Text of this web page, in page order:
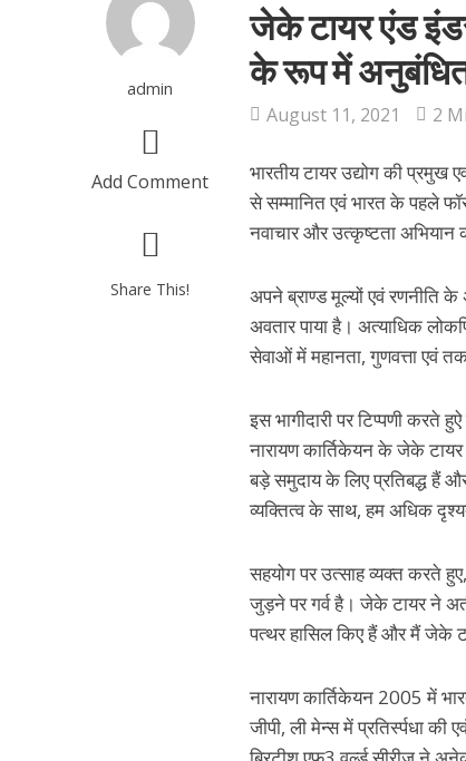
admin
Add Comment
Share This!
जेके टायर एंड
के रूप में
August 11, 2021 2
भारतीय टायर उद्योग की
से सम्मानित एवं भारत के पहले
नवाचार और उत्कृष्टता अभियान
अपने ब्राण्ड मूल्यों एवं रणनीति
अवतार पाया है। अत्याधिक
सेवाओं में महानता, गुणवत्ता एवं
इस भागीदारी पर टिप्पणी करते
नारायण कार्तिकेयन के जेके टायर
बड़े समुदाय के लिए प्रतिबद्ध हैं
व्यक्तित्व के साथ, हम अधिक
सहयोग पर उत्साह व्यक्त करते
जुड़ने पर गर्व है। जेके टायर ने
पत्थर हासिल किए हैं और मैं जेके
नारायण कार्तिकेयन 2005 में
जीपी, ली मेन्स में प्रतिर्स्पधा की